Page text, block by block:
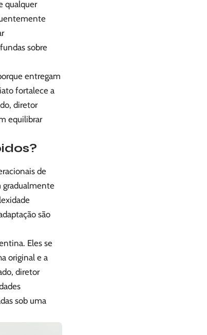
qualquer
sobre
entregam
fortalece a
diretor
equilibrar
de
gradualmente
são
Eles se
original e a
diretor
sob uma